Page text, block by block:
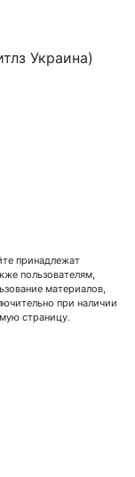
Украина)
принадлежат
пользователям,
материалов,
при наличии
страницу.